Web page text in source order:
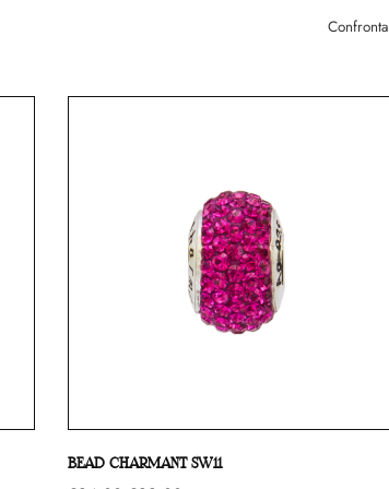
Confronta
BEAD CHARMANT SW11